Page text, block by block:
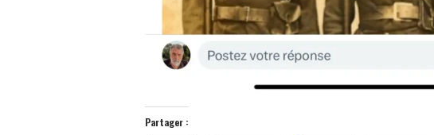
Partager :